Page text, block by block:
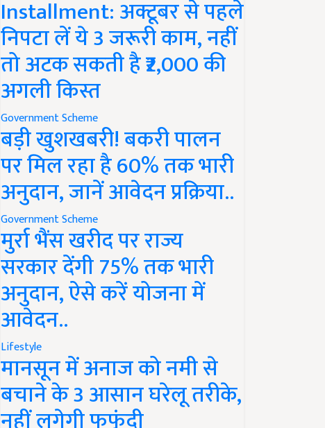
Installment: अक्टूबर से पहले
निपटा लें ये 3 जरूरी काम, नहीं
तो अटक सकती है ₹2,000 की
अगली किस्त
Government Scheme
बड़ी खुशखबरी! बकरी पालन
पर मिल रहा है 60% तक भारी
अनुदान, जानें आवेदन प्रक्रिया..
Government Scheme
मुर्रा भैंस खरीद पर राज्य
सरकार देंगी 75% तक भारी
अनुदान, ऐसे करें योजना में
आवेदन..
Lifestyle
मानसून में अनाज को नमी से
बचाने के 3 आसान घरेलू तरीके,